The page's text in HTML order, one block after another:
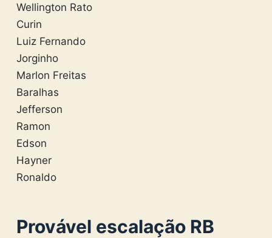
Wellington Rato
Curin
Luiz Fernando
Jorginho
Marlon Freitas
Baralhas
Jefferson
Ramon
Edson
Hayner
Ronaldo
Provável escalação RB